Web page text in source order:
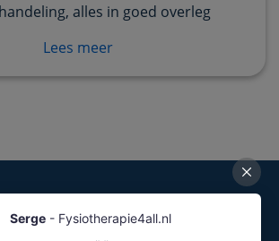
alles in goed overleg
Lees meer